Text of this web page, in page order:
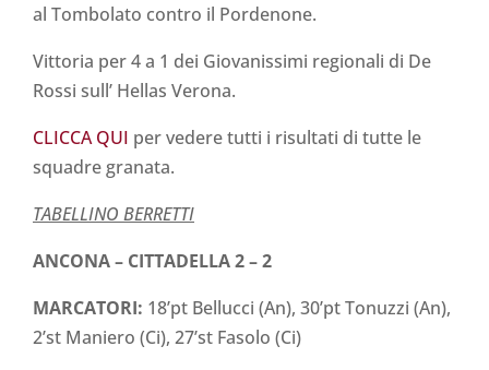
al Tombolato contro il Pordenone.
Vittoria per 4 a 1 dei Giovanissimi regionali di De
Rossi sull’ Hellas Verona.
CLICCA QUI per vedere tutti i risultati di tutte le
squadre granata.
TABELLINO BERRETTI
ANCONA – CITTADELLA 2 – 2
MARCATORI: 18’pt Bellucci (An), 30’pt Tonuzzi (An),
2’st Maniero (Ci), 27’st Fasolo (Ci)